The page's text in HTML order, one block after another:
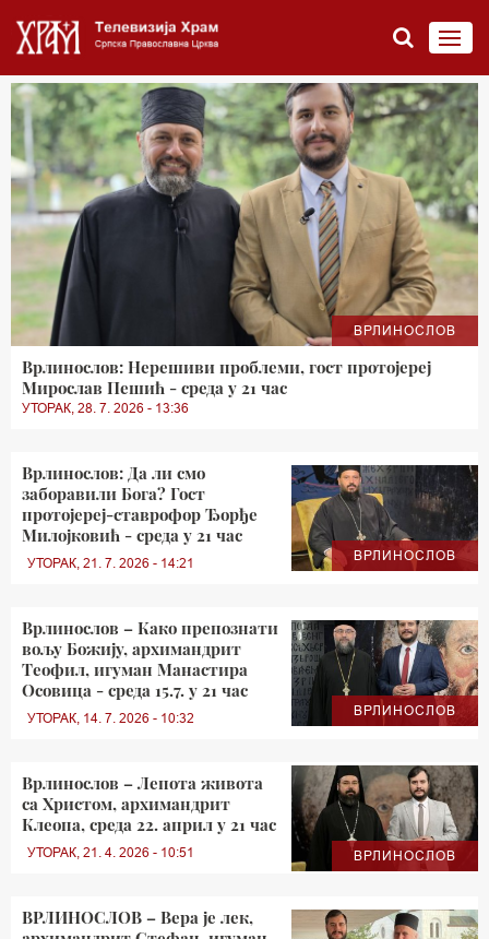
ВРЛИНОСЛОВ
Врлинослов: Нерешиви проблеми, гост протојереј
Мирослав Пешић - среда у 21 час
УТОРАК, 28. 7. 2026 - 13:36
ВРЛИНОСЛОВ
Врлинослов: Да ли смо
заборавили Бога? Гост
протојереј-ставрофор Ђорђе
Милојковић - среда у 21 час
УТОРАК, 21. 7. 2026 - 14:21
ВРЛИНОСЛОВ
Врлинослов – Како препознати
вољу Божију, архимандрит
Теофил, игуман Манастира
Осовица - среда 15.7. у 21 час
УТОРАК, 14. 7. 2026 - 10:32
ВРЛИНОСЛОВ
Врлинослов – Лепота живота
са Христом, архимандрит
Клеопа, среда 22. април у 21 час
УТОРАК, 21. 4. 2026 - 10:51
ВРЛИНОСЛОВ – Вера је лек,